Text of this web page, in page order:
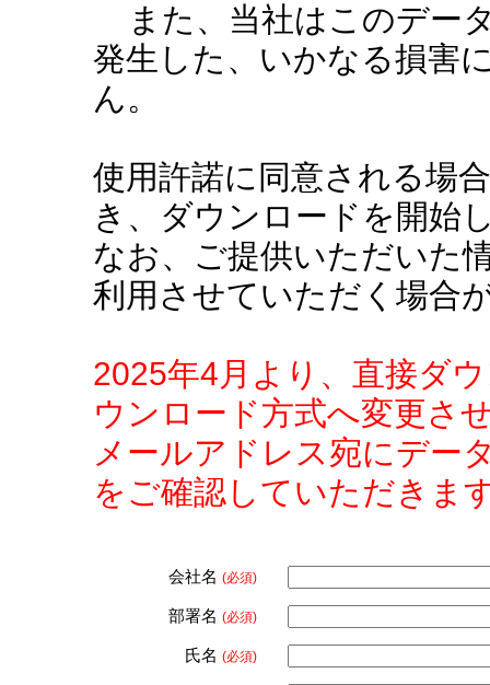
また、当社はこのデー
発生した、いかなる損害
ん。
使用許諾に同意される場
き、ダウンロードを開始
なお、ご提供いただいた
利用させていただく場合
2025年4月より、直接ダ
ウンロード方式へ変更さ
メールアドレス宛にデー
をご確認していただきま
会社名 (必須)
部署名 (必須)
氏名 (必須)